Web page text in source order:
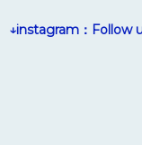
↓instagram：Follow